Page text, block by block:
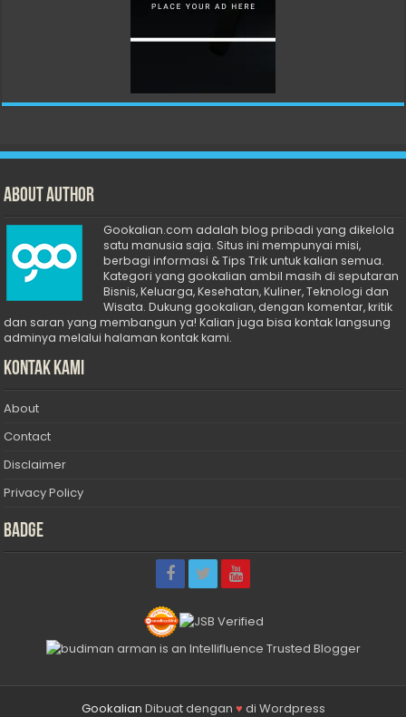
About Author
Gookalian.com adalah blog pribadi yang dikelola
satu manusia saja. Situs ini mempunyai misi,
berbagi informasi & Tips Trik untuk kalian semua.
Kategori yang gookalian ambil masih di seputaran
Bisnis, Keluarga, Kesehatan, Kuliner, Teknologi dan
Wisata. Dukung gookalian, dengan komentar, kritik
dan saran yang membangun ya! Kalian juga bisa kontak langsung
adminya melalui halaman kontak kami.
Kontak Kami
About
Contact
Disclaimer
Privacy Policy
Badge
Gookalian Dibuat dengan ♥ di Wordpress